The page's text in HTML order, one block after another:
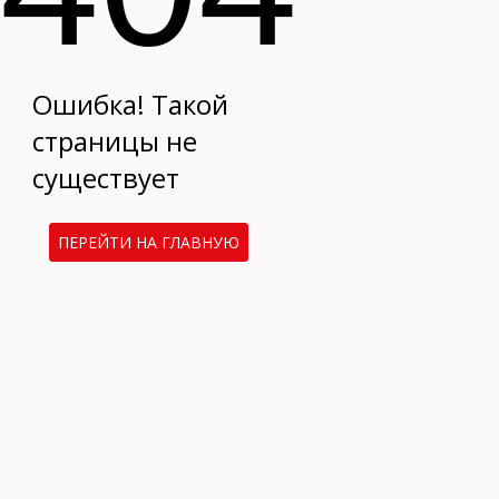
Ошибка! Такой
страницы не
существует
ПЕРЕЙТИ НА ГЛАВНУЮ